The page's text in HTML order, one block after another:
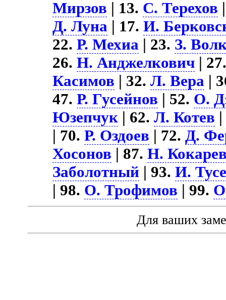
Мирзов | 13. С. Терехов
Д. Луна | 17.И.
22.Р. Мехиа | 23. З.
26.Н. Анджелкович |
Касимов | 32.Л. Вера |
47.Р. Гусейнов | 52. О.
Юзепчук | 62.Л. Котев
| 70.Р. Оздоев | 72.Д.
Хосонов | 87.Н.
Заболотный | 93.И.
| 98. О. Трофимов | 99.
Для ваших